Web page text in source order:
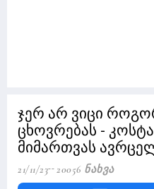
ჯერ არ ვიცი
ცხოვრებას -
მიმართვას
21/11/23 20056 Ნახვა